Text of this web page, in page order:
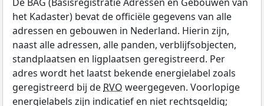
het Kadaster) bevat de officiële gegevens van alle
adressen en gebouwen in Nederland. Hierin zijn,
naast alle adressen, alle panden, verblijfsobjecten,
standplaatsen en ligplaatsen geregistreerd. Per
adres wordt het laatst bekende energielabel zoals
geregistreerd bij de RVO weergegeven. Voorlopige
energielabels zijn indicatief en niet rechtsgeldig;